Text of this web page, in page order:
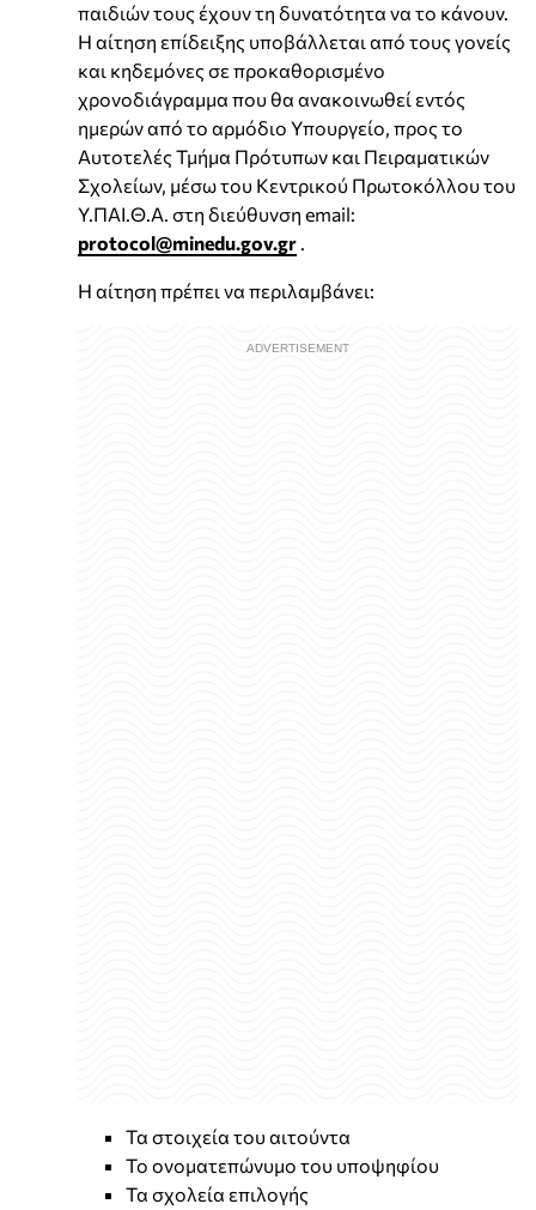
παιδιών τους έχουν τη δυνατότητα να το κάνουν.
Η αίτηση επίδειξης υποβάλλεται από τους γονείς
και κηδεμόνες σε προκαθορισμένο
χρονοδιάγραμμα που θα ανακοινωθεί εντός
ημερών από το αρμόδιο Υπουργείο, προς το
Αυτοτελές Τμήμα Πρότυπων και Πειραματικών
Σχολείων, μέσω του Κεντρικού Πρωτοκόλλου του
Υ.ΠΑΙ.Θ.Α. στη διεύθυνση email:
protocol@minedu.gov.gr .
Η αίτηση πρέπει να περιλαμβάνει:
Τα στοιχεία του αιτούντα
Το ονοματεπώνυμο του υποψηφίου
Τα σχολεία επιλογής